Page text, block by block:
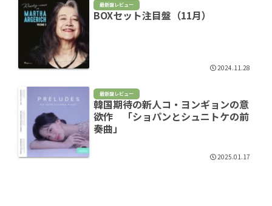
最新盤レビュー
BOXセット注目盤（11月）
2024.11.28
最新盤レビュー
韓国期待の新人コ・ヨンギョンの意
欲作 「ショパンとシュニトケの前
奏曲」
2025.01.17